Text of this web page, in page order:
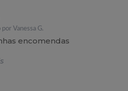
por Vanessa G.
encomendas